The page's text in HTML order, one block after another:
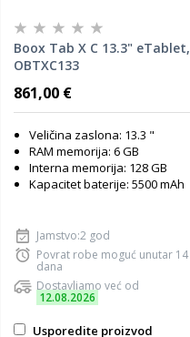
Boox Tab X C 13.3" eTablet,
OBTXC133
861,00 €
Veličina zaslona: 13.3 "
RAM memorija: 6 GB
Interna memorija: 128 GB
Kapacitet baterije: 5500 mAh
Jamstvo:2 god
Povrat robe moguć unutar 14
dana
Dostavljamo već od
12.08.2026
Usporedite proizvod